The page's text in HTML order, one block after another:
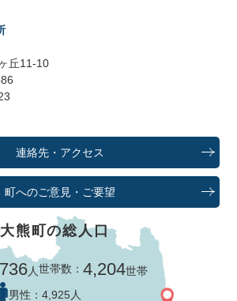
丘11-10
連絡先・アクセス
町へのご意見・ご要望
大熊町の総人口
人世帯数：4,204世帯
男性： 4,925人